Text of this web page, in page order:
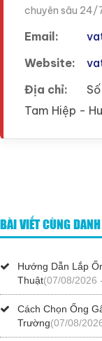
chuyên sâu 24/
Email:
Website:
Địa chỉ:
Tam Hiệp -
BÀI VIẾT CÙNG
Hướng Dẫn Lắp
Thuật(07/08/2026
Cách Chọn Ống
Trường(07/08/